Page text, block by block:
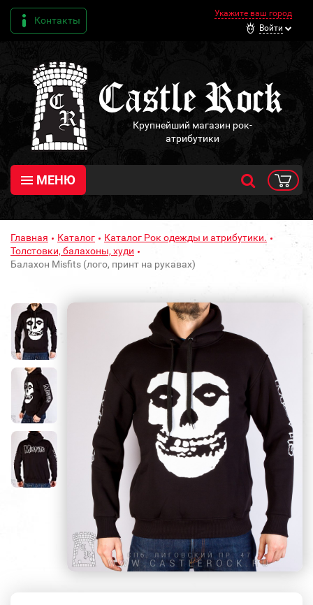
Контакты
Укажите ваш город
Войти
Крупнейший магазин рок-
атрибутики
МЕНЮ
Главная Каталог
Каталог Рок одежды и атрибутики.
Толстовки, балахоны, худи
Балахон Misfits (лого, принт на рукавах)